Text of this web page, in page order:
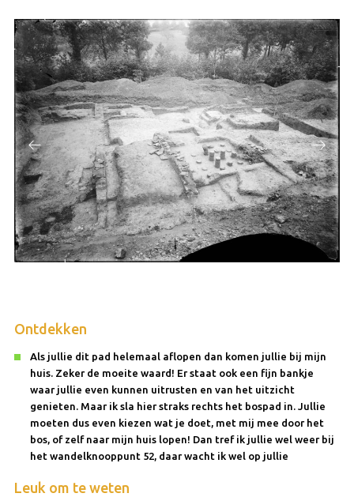
Ontdekken
Als jullie dit pad helemaal aflopen dan komen jullie bij mijn
huis. Zeker de moeite waard! Er staat ook een fijn bankje
waar jullie even kunnen uitrusten en van het uitzicht
genieten. Maar ik sla hier straks rechts het bospad in. Jullie
moeten dus even kiezen wat je doet, met mij mee door het
bos, of zelf naar mijn huis lopen! Dan tref ik jullie wel weer bij
het wandelknooppunt 52, daar wacht ik wel op jullie
Leuk om te weten